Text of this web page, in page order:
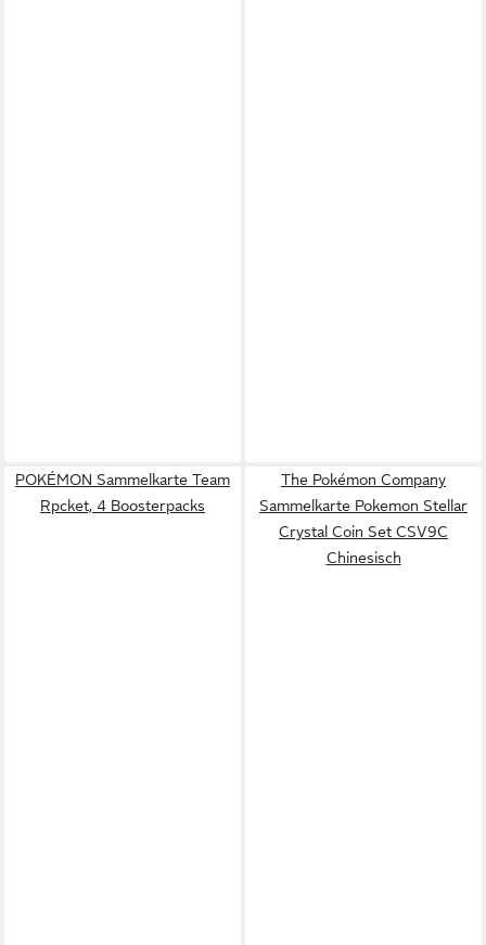
POKÉMON Sammelkarte Team
Rpcket, 4 Boosterpacks
The Pokémon Company
Sammelkarte Pokemon Stellar
Crystal Coin Set CSV9C
Chinesisch